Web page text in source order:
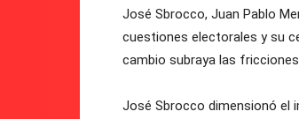
José Sbrocco, Juan Pablo
cuestiones electorales y su
cambio subraya las
José Sbrocco dimensionó el